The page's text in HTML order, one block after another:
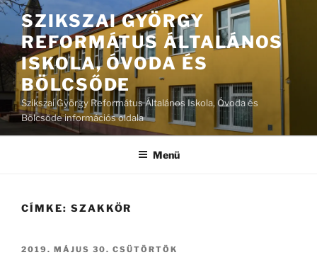
Tartalomhoz
SZIKSZAI GYÖRGY
REFORMÁTUS ÁLTALÁNOS
ISKOLA, ÓVODA ÉS
BÖLCSŐDE
Szikszai György Református Általános Iskola, Óvoda és
Bölcsőde információs oldala
Menü
CÍMKE: SZAKKÖR
BEKÜLDVE:
2019. MÁJUS 30. CSÜTÖRTÖK